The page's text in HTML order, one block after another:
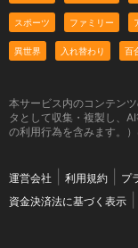
スポーツ ファミリー
異世界 入れ替わり 百
本サービス内のコンテン
タとして収集・複製し、
の利用行為を含みます。）
運営会社 利用規約 プ
資金決済法に基づく表示